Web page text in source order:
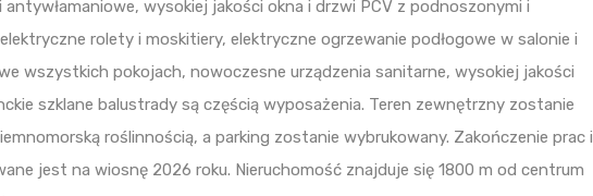
antywłamaniowe, wysokiej jakości okna i drzwi PCV z podnoszonymi i
rolety i moskitiery, elektryczne ogrzewanie podłogowe w salonie i
wszystkich pokojach, nowoczesne urządzenia sanitarne, wysokiej jakości
szklane balustrady są częścią wyposażenia. Teren zewnętrzny zostanie
roślinnością, a parking zostanie wybrukowany. Zakończenie prac i
jest na wiosnę 2026 roku. Nieruchomość znajduje się 1800 m od centrum